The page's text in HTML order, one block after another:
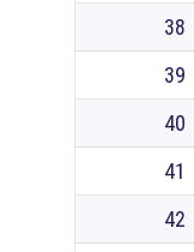
38
39
40
41
42